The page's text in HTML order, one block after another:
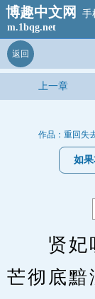
博趣中文网
手
m.1bqg.net
返回
上一章
作品：重回失
如
贤妃听
芒彻底黯